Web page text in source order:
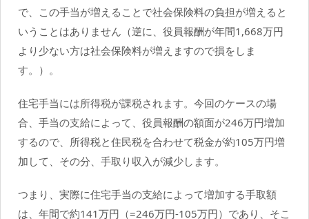
で、この手当が増えることで社会保険料の負担が増えると
いうことはありません（逆に、役員報酬が年間1,668万円
より少ない方は社会保険料が増えますので損をしま
す。）。
住宅手当には所得税が課税されます。今回のケースの場
合、手当の支給によって、役員報酬の額面が246万円増加
するので、所得税と住民税を合わせて税金が約105万円増
加して、その分、手取り収入が減少します。
つまり、実際に住宅手当の支給によって増加する手取額
は、年間で約141万円（=246万円-105万円）であり、そこ